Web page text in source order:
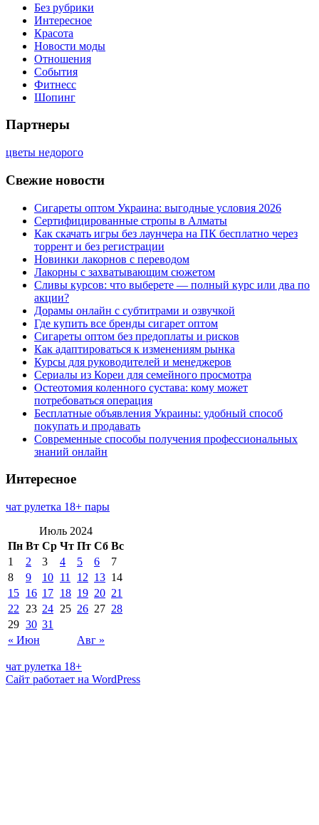
Без рубрики
Интересное
Красота
Новости моды
Отношения
События
Фитнесс
Шопинг
Партнеры
цветы недорого
Свежие новости
Сигареты оптом Украина: выгодные условия 2026
Сертифицированные стропы в Алматы
Как скачать игры без лаунчера на ПК бесплатно через
торрент и без регистрации
Новинки лакорнов с переводом
Лакорны с захватывающим сюжетом
Сливы курсов: что выберете — полный курс или два по
акции?
Дорамы онлайн с субтитрами и озвучкой
Где купить все бренды сигарет оптом
Сигареты оптом без предоплаты и рисков
Как адаптироваться к изменениям рынка
Курсы для руководителей и менеджеров
Сериалы из Кореи для семейного просмотра
Остеотомия коленного сустава: кому может
потребоваться операция
Бесплатные объявления Украины: удобный способ
покупать и продавать
Современные способы получения профессиональных
знаний онлайн
Интересное
чат рулетка 18+ пары
Июль 2024
Пн Вт Ср Чт Пт Сб Вс
« Июн Авг »
1 2 3 4 5 6
7
8
9 10 11 12 13 14
15 16 17 18 19 20 21
22
23 24 25 26 27 28
29 30 31
чат рулетка 18+
Сайт работает на WordPress